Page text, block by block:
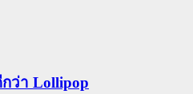
ว่า Lollipop